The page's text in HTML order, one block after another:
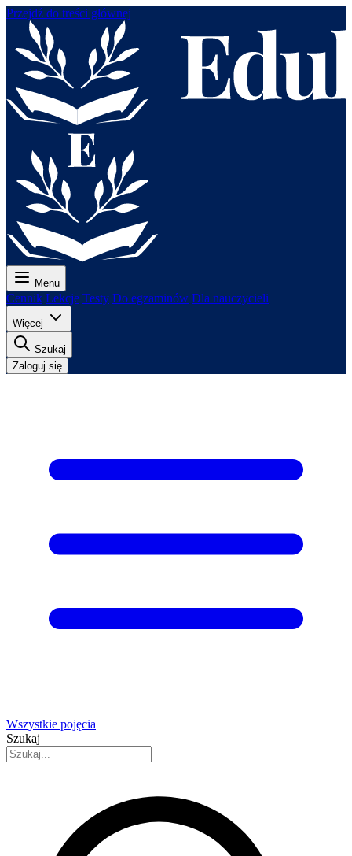
Przejdź do treści głównej
Menu
Cennik Lekcje Testy Do egzaminów Dla nauczycieli
Więcej
Szukaj
Zaloguj się
Wszystkie pojęcia
Szukaj